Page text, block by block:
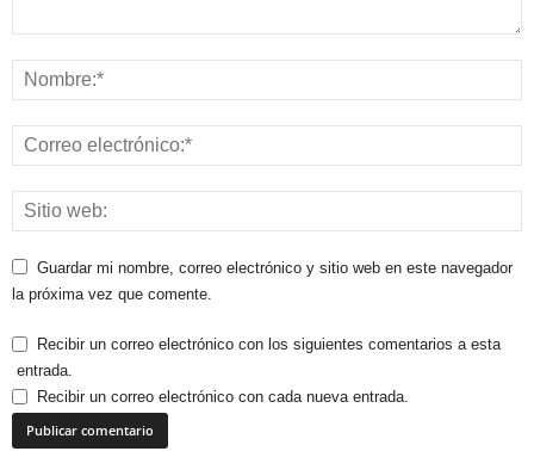
Guardar mi nombre, correo electrónico y sitio web en este navegador
la próxima vez que comente.
Recibir un correo electrónico con los siguientes comentarios a esta
entrada.
Recibir un correo electrónico con cada nueva entrada.